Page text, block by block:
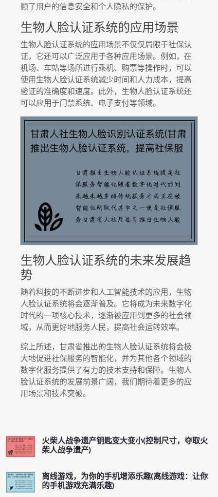
顾了用户的信息安全和个人隐私的保护。
生物人脸认证系统的应用场景
生物人脸认证系统的应用场景不仅仅局限于社保认
证，它还可以广泛应用于各种应用场景。例如，在
机场、车站等场所进行乘机、购票等操作时，可以
使用生物人脸认证系统减少时间和人力成本，提高
验证的准确度和速度。此外，生物人脸认证系统还
可以应用于门禁系统、电子支付等领域。
生物人脸认证系统的未来发展趋
势
随着科技的不断进步和人工智能技术的应用，生物
人脸认证系统将会逐渐普及。它将成为未来数字化
时代的一项核心技术，逐渐被应用到更多的社会领
域，从而更好地服务人民，提高社会运转效率。
综上所述，甘肃省推出的生物人脸认证系统将会极
大地促进社保服务的智能化，并为其他各个领域的
数字化服务提供了有力的技术支持和保障。生物人
脸认证系统的发展前景广阔，我们期待着更多的应
用场景和技术突破。
火柴人战争遗产钥匙变大变小(控制尺寸，夺取火
柴人战争遗产)
离线游戏，为你的手机增添乐趣(离线游戏：让你
的手机游戏充满乐趣)